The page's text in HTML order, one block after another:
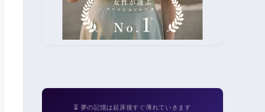
⏳ 夢の記憶は起床後すぐ薄れていきます